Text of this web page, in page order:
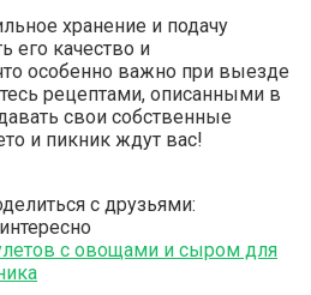
хранение и подачу
его качество и
особенно важно при выезде
рецептами, описанными в
свои собственные
и пикник ждут вас!
с друзьями: